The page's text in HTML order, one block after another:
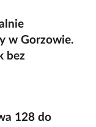
w Gorzowie.
bez
128 do